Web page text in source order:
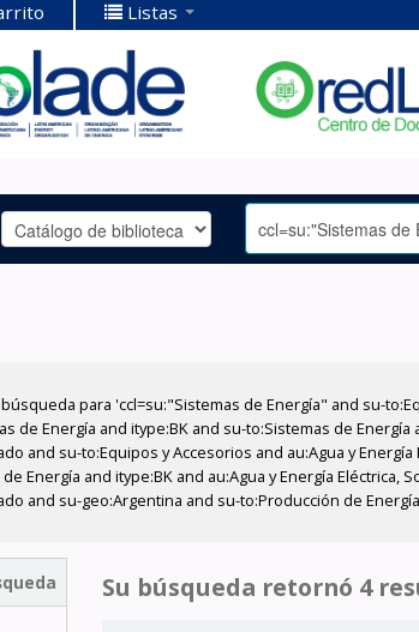
Listas
para 'ccl=su:"Sistemas de Energía" and su-
de Energía and itype:BK and su-to:Sistemas de
and su-to:Equipos y Accesorios and au:Agua y
Energía and itype:BK and au:Agua y Energía
and su-geo:Argentina and su-to:Producción de
Su búsqueda retornó 4